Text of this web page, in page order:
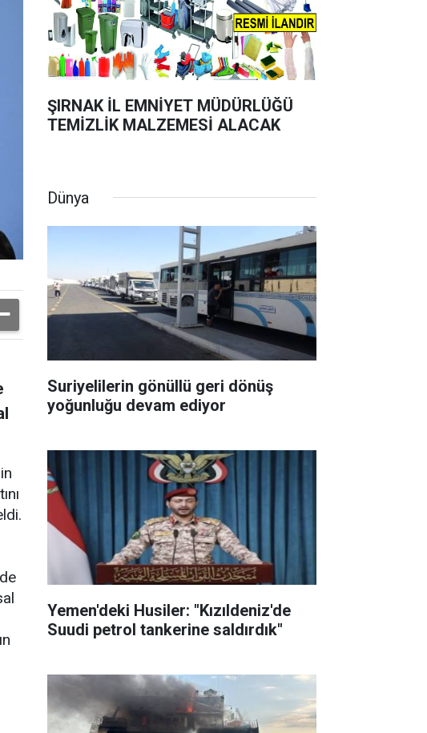
ŞIRNAK İL EMNİYET MÜDÜRLÜĞÜ
TEMİZLİK MALZEMESİ ALACAK
Dünya
Suriyelilerin gönüllü geri dönüş
yoğunluğu devam ediyor
Yemen'deki Husiler: "Kızıldeniz'de
Suudi petrol tankerine saldırdık"